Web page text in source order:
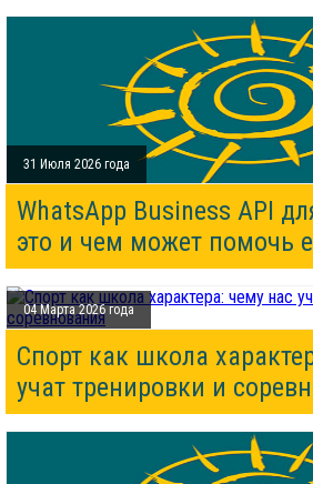
31 Июля 2026 года
WhatsApp Business API
это и чем может помочь
04 Марта 2026 года
Спорт как школа
учат тренировки и